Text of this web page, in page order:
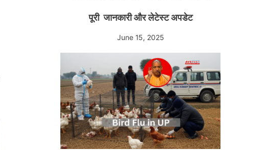
पूरी जानकारी और लेटेस्ट अपडेट
June 15, 2025